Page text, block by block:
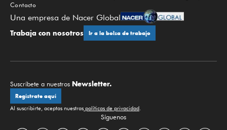
Contacto
Una empresa de Nacer Global
Trabaja con nosotros Ir a la bolsa de trabajo
Suscríbete a nuestros Newsletter.
Regístrate aquí
Al suscribirte, aceptas nuestras políticas de privacidad.
Síguenos